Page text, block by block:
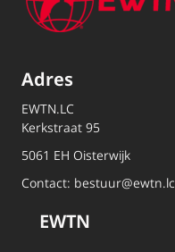
Adres
EWTN.LC
Kerkstraat 95
5061 EH Oisterwijk
Contact: bestuur@ewtn.lc
EWTN